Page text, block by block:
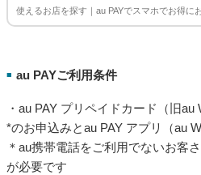
使えるお店を探す｜au PAYでスマホでお得に
■ au PAYご利用条件
・au PAY プリペイドカード（旧au
*のお申込みとau PAY アプリ（au
＊au携帯電話をご利用でないお客
が必要です